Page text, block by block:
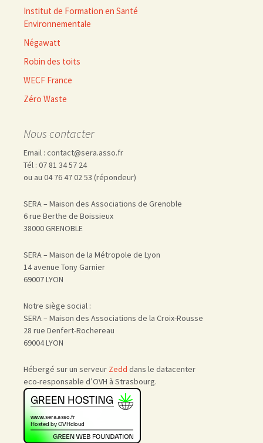
Institut de Formation en Santé
Environnementale
Négawatt
Robin des toits
WECF France
Zéro Waste
Nous contacter
Email : contact@sera.asso.fr
Tél : 07 81 34 57 24
ou au 04 76 47 02 53 (répondeur)
SERA – Maison des Associations de Grenoble
6 rue Berthe de Boissieux
38000 GRENOBLE
SERA – Maison de la Métropole de Lyon
14 avenue Tony Garnier
69007 LYON
Notre siège social :
SERA – Maison des Associations de la Croix-Rousse
28 rue Denfert-Rochereau
69004 LYON
Hébergé sur un serveur Zedd dans le datacenter
eco-responsable d’OVH à Strasbourg.